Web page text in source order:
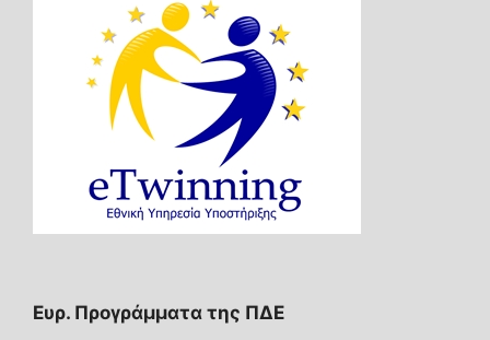
Ευρ. Προγράμματα της ΠΔΕ